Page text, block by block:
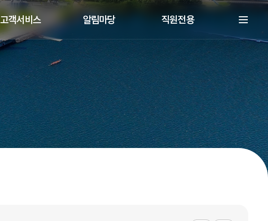
고객서비스 알림마당 직원전용